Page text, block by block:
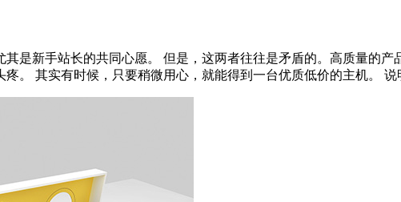
是新手站长的共同心愿。 但是，这两者往往是矛盾的。高质量的
。 其实有时候，只要稍微用心，就能得到一台优质低价的主机。